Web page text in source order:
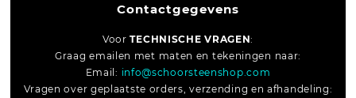
Contactgegevens
VoorTECHNISCHE VRAGEN:
Graag emailen met maten en tekeningen naar:
Email: info@schoorsteenshop.com
Vragen over geplaatste orders, verzending en afhandeling: